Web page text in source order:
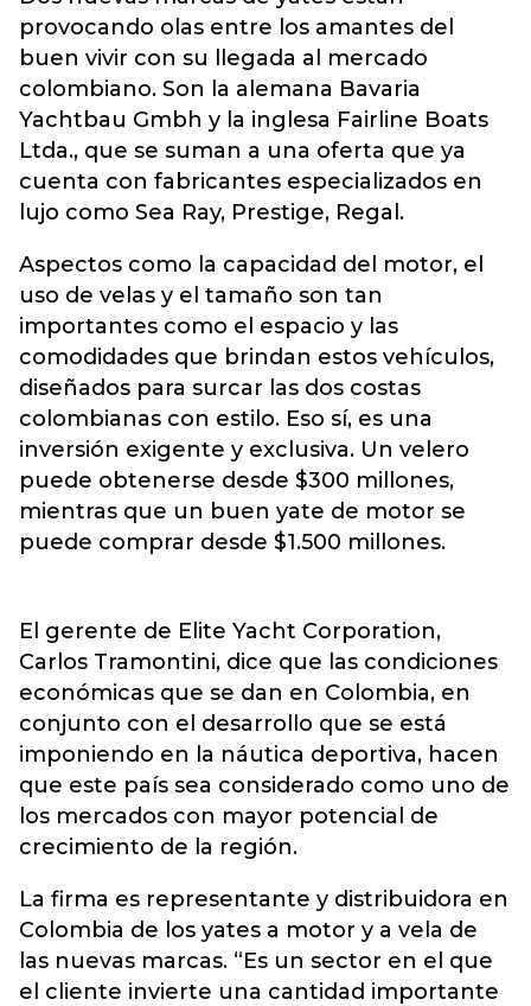
provocando olas entre los amantes del
buen vivir con su llegada al mercado
colombiano. Son la alemana Bavaria
Yachtbau Gmbh y la inglesa Fairline Boats
Ltda., que se suman a una oferta que ya
cuenta con fabricantes especializados en
lujo como Sea Ray, Prestige, Regal.
Aspectos como la capacidad del motor, el
uso de velas y el tamaño son tan
importantes como el espacio y las
comodidades que brindan estos vehículos,
diseñados para surcar las dos costas
colombianas con estilo. Eso sí, es una
inversión exigente y exclusiva. Un velero
puede obtenerse desde $300 millones,
mientras que un buen yate de motor se
puede comprar desde $1.500 millones.
El gerente de Elite Yacht Corporation,
Carlos Tramontini, dice que las condiciones
económicas que se dan en Colombia, en
conjunto con el desarrollo que se está
imponiendo en la náutica deportiva, hacen
que este país sea considerado como uno de
los mercados con mayor potencial de
crecimiento de la región.
La firma es representante y distribuidora en
Colombia de los yates a motor y a vela de
las nuevas marcas. “Es un sector en el que
el cliente invierte una cantidad importante